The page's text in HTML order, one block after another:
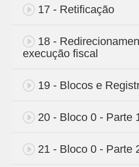
17 - Retificação
18 -
execução fiscal
19 - Blocos e
20 - Bloco 0 - Parte
21 - Bloco 0 - Parte